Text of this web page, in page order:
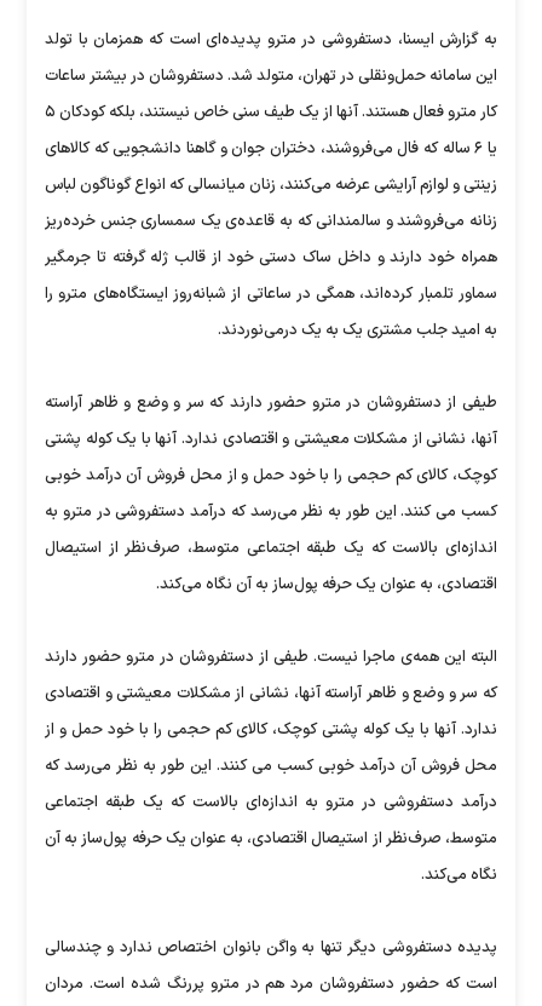
به گزارش ایسنا، دستفروشی در مترو پدیده‌ای است که همزمان با تولد
این سامانه حمل‌ونقلی در تهران، متولد شد. دستفروشان در بیشتر ساعات
کار مترو فعال هستند. آنها از یک طیف سنی خاص نیستند، بلکه کودکان ۵
یا ۶ ساله که فال می‌فروشند، دختران جوان و گاهنا دانشجویی که کالاهای
زینتی و لوازم آرایشی عرضه می‌کنند، زنان میانسالی که انواع گوناگون لباس
زنانه می‌فروشند و سالمندانی که به قاعده‌ی یک سمساری جنس خرده‌ریز
همراه خود دارند و داخل ساک‌ دستی خود از قالب ژله گرفته تا جرمگیر
سماور تلمبار کرده‌اند، همگی در ساعاتی از شبانه‌روز ایستگاه‌های مترو را
به امید جلب مشتری یک به یک درمی‌نوردند.
طیفی از دستفروشان در مترو حضور دارند که سر و وضع و ظاهر آراسته
آنها، نشانی از مشکلات معیشتی و اقتصادی ندارد. آنها با یک کوله پشتی
کوچک، کالای کم حجمی را با خود حمل و از محل فروش آن درآمد خوبی
کسب می کنند. این طور به نظر می‌رسد که درآمد دستفروشی در مترو به
اندازه‌ای بالاست که یک طبقه‌ اجتماعی متوسط، صرف‌نظر از استیصال
اقتصادی، به عنوان یک حرفه پول‌ساز به آن نگاه می‌کند.
البته این همه‌ی ماجرا نیست. طیفی از دستفروشان در مترو حضور دارند
که سر و وضع و ظاهر آراسته آنها، نشانی از مشکلات معیشتی و اقتصادی
ندارد. آنها با یک کوله پشتی کوچک، کالای کم حجمی را با خود حمل و از
محل فروش آن درآمد خوبی کسب می کنند. این طور به نظر می‌رسد که
درآمد دستفروشی در مترو به اندازه‌ای بالاست که یک طبقه‌ اجتماعی
متوسط، صرف‌نظر از استیصال اقتصادی، به عنوان یک حرفه پول‌ساز به آن
نگاه می‌کند.
پدیده دستفروشی دیگر تنها به واگن بانوان اختصاص ندارد و چندسالی
است که حضور دستفروشان مرد هم در مترو پررنگ شده است. مردان